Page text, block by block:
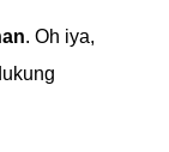
. Oh iya,